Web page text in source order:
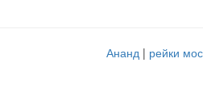
Ананд рейки